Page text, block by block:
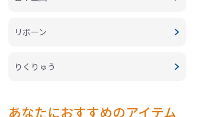
リボーン
りくりゅう
あなたにおすすめのアイテム